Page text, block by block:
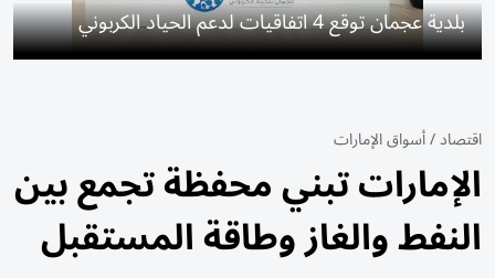
بلدية عجمان توقع 4 اتفاقيات لدعم الحياد الكربوني
اقتصاد/أسواق الإمارات
الإمارات تبني محفظة تجمع بين
النفط والغاز وطاقة المستقبل